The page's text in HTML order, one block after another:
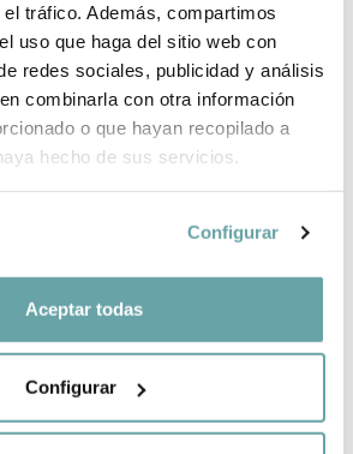
tráfico. Además, compartimos
uso que haga del sitio web con
redes sociales, publicidad y análisis
combinarla con otra información
o que hayan recopilado a
hecho de sus servicios.
Configurar
Aceptar todas
Configurar